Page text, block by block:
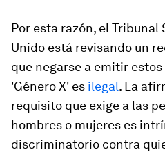
Por esta razón, el Tribunal
Unido está revisando un
que negarse a emitir
'Género X' es ilegal. La
requisito que exige a las
hombres o mujeres es
discriminatorio contra